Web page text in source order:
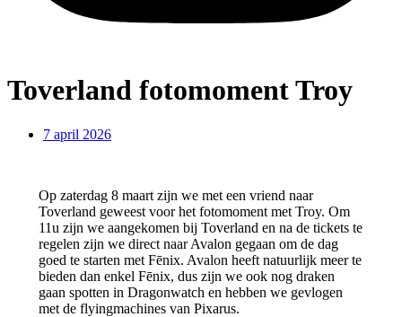
Toverland fotomoment Troy
7 april 2026
Op zaterdag 8 maart zijn we met een vriend naar
Toverland geweest voor het fotomoment met Troy. Om
11u zijn we aangekomen bij Toverland en na de tickets te
regelen zijn we direct naar Avalon gegaan om de dag
goed te starten met Fēnix. Avalon heeft natuurlijk meer te
bieden dan enkel Fēnix, dus zijn we ook nog draken
gaan spotten in Dragonwatch en hebben we gevlogen
met de flyingmachines van Pixarus.